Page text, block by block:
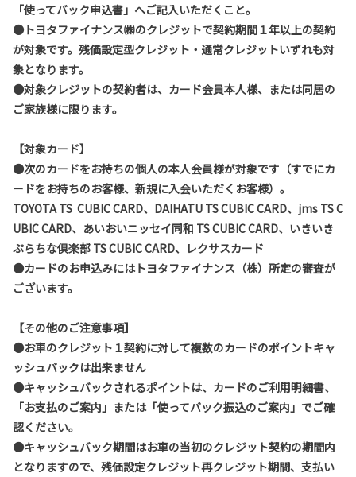
「使ってバック申込書」へご記入いただくこと。
●トヨタファイナンス㈱のクレジットで契約期間１年以上の契約
が対象です。残価設定型クレジット・通常クレジットいずれも対
象となります。
●対象クレジットの契約者は、カード会員本人様、または同居の
ご家族様に限ります。
【対象カード】
●次のカードをお持ちの個人の本人会員様が対象です（すでにカ
ードをお持ちのお客様、新規に入会いただくお客様）。
TOYOTA TS CUBIC CARD、DAIHATU TS CUBIC CARD、jms TS C
UBIC CARD、あいおいニッセイ同和 TS CUBIC CARD、いきいき
ぷらちな倶楽部 TS CUBIC CARD、レクサスカード
●カードのお申込みにはトヨタファイナンス（株）所定の審査が
ございます。
【その他のご注意事項】
●お車のクレジット１契約に対して複数のカードのポイントキャ
ッシュバックは出来ません
●キャッシュバックされるポイントは、カードのご利用明細書、
「お支払のご案内」または「使ってバック振込のご案内」でご確
認ください。
●キャッシュバック期間はお車の当初のクレジット契約の期間内
となりますので、残価設定クレジット再クレジット期間、支払い